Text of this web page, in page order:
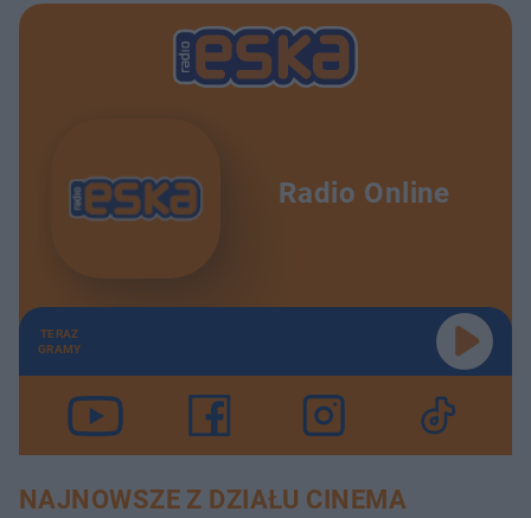
Radio Online
TERAZ
GRAMY
NAJNOWSZE Z DZIAŁU CINEMA